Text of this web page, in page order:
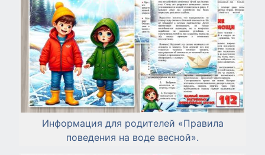
Информация для родителей «Правила
поведения на воде весной».